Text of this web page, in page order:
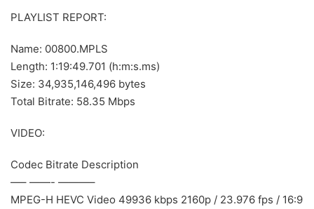
PLAYLIST REPORT:
Name: 00800.MPLS
Length: 1:19:49.701 (h:m:s.ms)
Size: 34,935,146,496 bytes
Total Bitrate: 58.35 Mbps
VIDEO:
Codec Bitrate Description
—– ——- ———–
MPEG-H HEVC Video 49936 kbps 2160p / 23.976 fps / 16:9